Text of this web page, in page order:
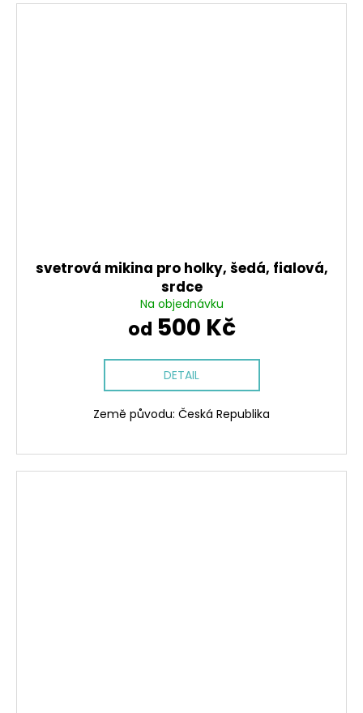
svetrová mikina pro holky, šedá, fialová,
srdce
Na objednávku
od 500 Kč
DETAIL
Země původu: Česká Republika